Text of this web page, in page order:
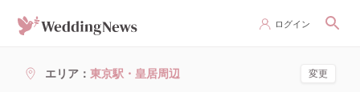
ログイン
エリア 東京駅・皇居周辺 変更